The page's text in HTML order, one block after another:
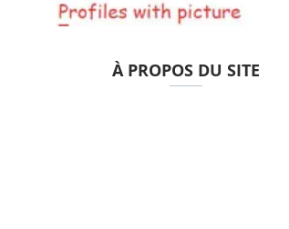
À PROPOS DU SITE